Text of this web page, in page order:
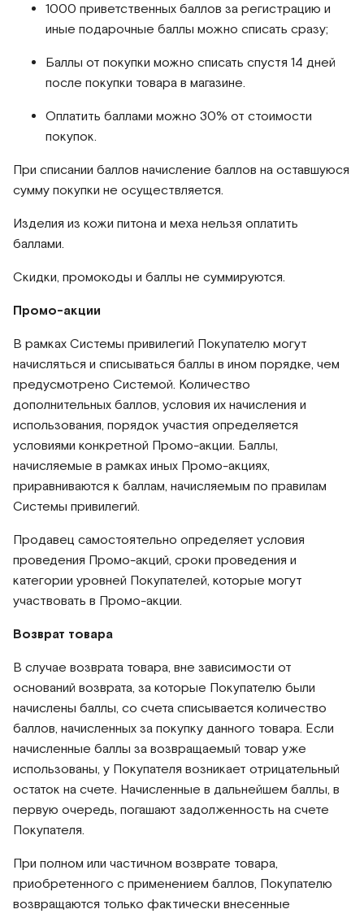
1000 приветственных баллов за регистрацию и
иные подарочные баллы можно списать сразу;
Баллы от покупки можно списать спустя 14 дней
после покупки товара в магазине.
Оплатить баллами можно 30% от стоимости
покупок.
При списании баллов начисление баллов на оставшуюся
сумму покупки не осуществляется.
Изделия из кожи питона и меха нельзя оплатить
баллами.
Скидки, промокоды и баллы не суммируются.
Промо-акции
В рамках Системы привилегий Покупателю могут
начисляться и списываться баллы в ином порядке, чем
предусмотрено Системой. Количество
дополнительных баллов, условия их начисления и
использования, порядок участия определяется
условиями конкретной Промо-акции. Баллы,
начисляемые в рамках иных Промо-акциях,
приравниваются к баллам, начисляемым по правилам
Системы привилегий.
Продавец самостоятельно определяет условия
проведения Промо-акций, сроки проведения и
категории уровней Покупателей, которые могут
участвовать в Промо-акции.
Возврат товара
В случае возврата товара, вне зависимости от
оснований возврата, за которые Покупателю были
начислены баллы, со счета списывается количество
баллов, начисленных за покупку данного товара. Если
начисленные баллы за возвращаемый товар уже
использованы, у Покупателя возникает отрицательный
остаток на счете. Начисленные в дальнейшем баллы, в
первую очередь, погашают задолженность на счете
Покупателя.
При полном или частичном возврате товара,
приобретенного с применением баллов, Покупателю
возвращаются только фактически внесенные